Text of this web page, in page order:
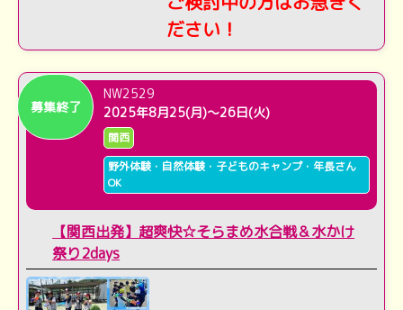
ださい！
募集終了
NW2529
2025年8月25(月)～26日(火)
関西
野外体験・自然体験・子どものキャンプ・年長さん
OK
【関西出発】超爽快☆そらまめ水合戦＆水かけ
祭り2days